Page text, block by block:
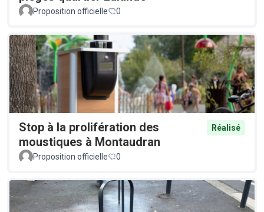
Proposition officielle 0
Stop à la prolifération des
moustiques à Montaudran
Réalisé
Proposition officielle 0